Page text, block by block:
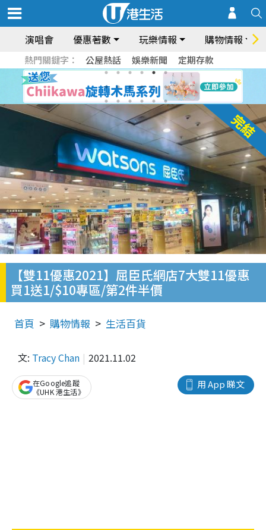
演唱會 優惠著數 玩樂情報 購物情報
熱門關鍵字： 公屋熱話 娛樂新聞 定期存款
【雙11優惠2021】屈臣氏網店7大雙11優惠
買1送1/$10專區/第2件半價
首頁 購物情報 生活百貨
文: Tracy Chan 2021.11.02
用 App 睇文
在Google追蹤
《UHK 港生活》